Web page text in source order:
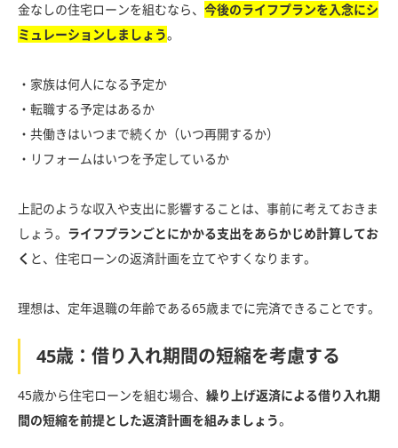
金なしの住宅ローンを組むなら、 今後のライフプランを入念にシ
ミュレーションしましょう。
・家族は何人になる予定か
・転職する予定はあるか
・共働きはいつまで続くか（いつ再開するか）
・リフォームはいつを予定しているか
上記のような収入や支出に影響することは、事前に考えておきま
しょう。 ライフプランごとにかかる支出をあらかじめ計算してお
く と、住宅ローンの返済計画を立てやすくなります。
理想は、定年退職の年齢である65歳までに完済できることです。
45歳：借り入れ期間の短縮を考慮する
45歳から住宅ローンを組む場合、 繰り上げ返済による借り入れ期
間の短縮を前提とした返済計画を組みましょう。